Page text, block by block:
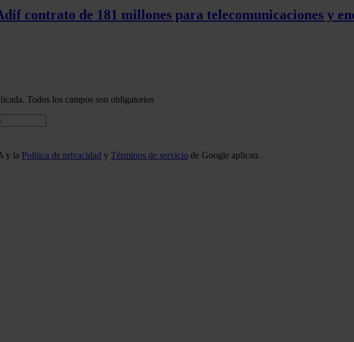
contrato de 181 millones para telecomunicaciones y
Todos los campos son obligatorios
y la Política de privacidad y Términos de servicio de Google aplican.